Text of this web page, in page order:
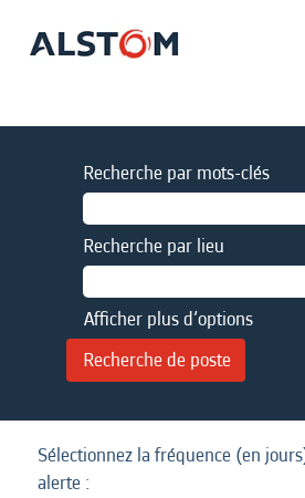
Recherche par mots-clés
Recherche par lieu
Afficher plus d’options
Sélectionnez la fréquence (en
alerte :